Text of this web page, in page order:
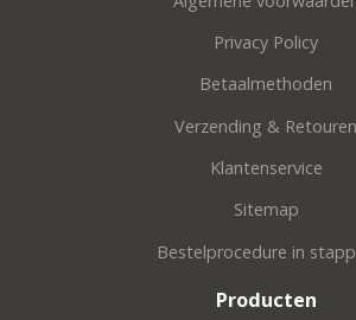
Privacy Policy
Betaalmethoden
Verzending & Retouren
Klantenservice
Sitemap
Bestelprocedure in
Producten